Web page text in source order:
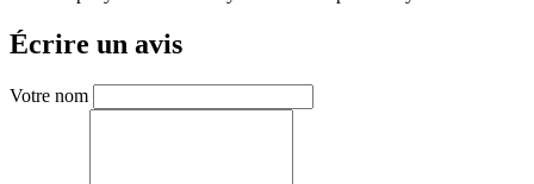
Écrire un avis
Votre nom